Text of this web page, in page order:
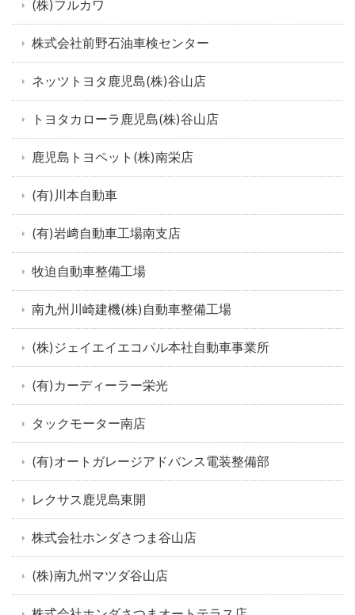
(株)フルカワ
株式会社前野石油車検センター
ネッツトヨタ鹿児島(株)谷山店
トヨタカローラ鹿児島(株)谷山店
鹿児島トヨペット(株)南栄店
(有)川本自動車
(有)岩﨑自動車工場南支店
牧迫自動車整備工場
南九州川崎建機(株)自動車整備工場
(株)ジェイエイエコパル本社自動車事業所
(有)カーディーラー栄光
タックモーター南店
(有)オートガレージアドバンス電装整備部
レクサス鹿児島東開
株式会社ホンダさつま谷山店
(株)南九州マツダ谷山店